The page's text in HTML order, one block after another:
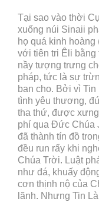
Tại sao vào thời
xuống núi Sinaii
họ quá kinh hoàng
với tiên tri Êli bằng
nầy tượng trưng
pháp, tức là sự
ban cho. Bởi vì
tình yêu thương,
tha thứ, được
phí qua Đức Chúa
đã thành tín đồ
đều run rẩy khi
Chúa Trời. Luật
như đá, khuấy
cơn thịnh nộ của
lãnh. Nhưng Tin